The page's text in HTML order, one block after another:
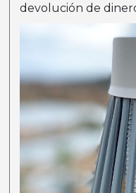
devolución de